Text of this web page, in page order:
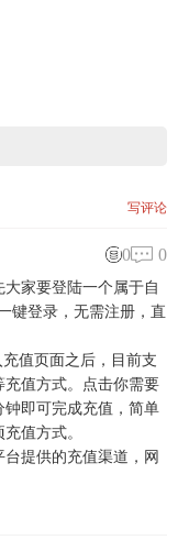
写评论
0 0
家要登陆一个属于自
键登录，无需注册，直
值页面之后，目前支
值方式。点击你需要
即可完成充值，简单
值方式。
提供的充值渠道，网